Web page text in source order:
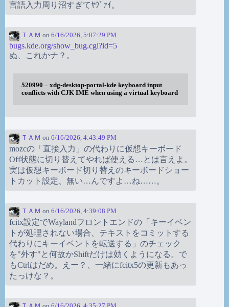
言語入力周り沼すぎてﾔｳﾞｧｲ。
ＴＡＭ on 6/16/2026, 5:07:29 PM
bugs.kde.org/show_bug.cgi?id=5
ぬ、これかナ？。
520990 – xdg-desktop-portal-kde keyboard input
conflicts with CJK IME when using a virtual keyboard
ＴＡＭ on 6/16/2026, 4:43:49 PM
mozcの「直接入力」の代わりに仮想キーボード
Off状態に切り替えてやれば使える…とは言えよ。
実は仮想キーボード切り替えのキーボードショー
トカット設定、無い…んですよ…ね……。
ＴＡＭ on 6/16/2026, 4:39:08 PM
fcitx設定でWaylandフロントエンドの「キーイベン
トが処理されない場合、テキストをコミットする
代わりにキーイベントを転送する」のチェック
を"外す"と何故かShiftだけは効くようになる。で
もCtrlはだめ。えー？、一緒にfcitx5の更新もあっ
たっけな？。